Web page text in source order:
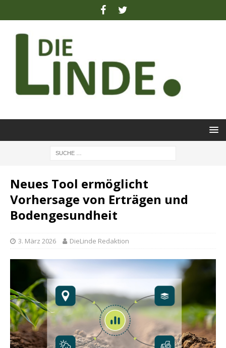
Neues Tool ermöglicht
Vorhersage von Erträgen und
Bodengesundheit
3. März 2026 DieLinde Redaktion